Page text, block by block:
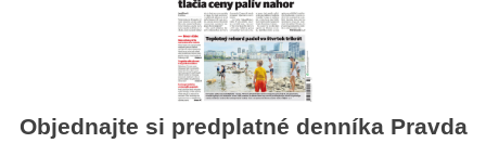
Objednajte si predplatné denníka Pravda